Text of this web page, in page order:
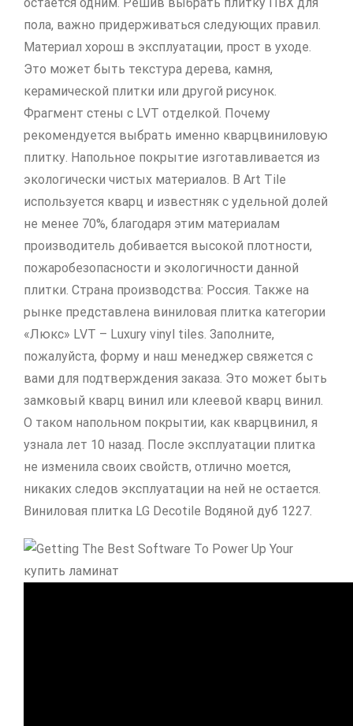
пола, важно придерживаться следующих правил.
Материал хорош в эксплуатации, прост в уходе.
Это может быть текстура дерева, камня,
керамической плитки или другой рисунок.
Фрагмент стены с LVT отделкой. Почему
рекомендуется выбрать именно кварцвиниловую
плитку. Напольное покрытие изготавливается из
экологически чистых материалов. В Art Tile
используется кварц и известняк с удельной долей
не менее 70%, благодаря этим материалам
производитель добивается высокой плотности,
пожаробезопасности и экологичности данной
плитки. Страна производства: Россия. Также на
рынке представлена виниловая плитка категории
«Люкс» LVT – Luxury vinyl tiles. Заполните,
пожалуйста, форму и наш менеджер свяжется с
вами для подтверждения заказа. Это может быть
замковый кварц винил или клеевой кварц винил.
О таком напольном покрытии, как кварцвинил, я
узнала лет 10 назад. После эксплуатации плитка
не изменила своих свойств, отлично моется,
никаких следов эксплуатации на ней не остается.
Виниловая плитка LG Decotile Водяной дуб 1227.